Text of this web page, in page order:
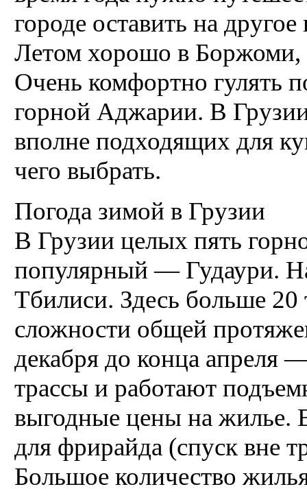
городе оставить на другое
Летом хорошо в Боржоми,
Очень комфортно гулять
горной Аджарии. В
вполне подходящих для
чего выбрать.
Погода зимой в Грузии
В Грузии целых пять
популярный — Гудаури.
Тбилиси. Здесь больше 20
сложности общей
декабря до конца апреля
трассы и работают
выгодные цены на жилье.
для фрирайда (спуск вне
Большое количество